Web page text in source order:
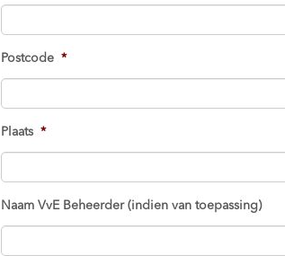
Postcode *
Plaats *
Naam VvE Beheerder (indien van toepassing)